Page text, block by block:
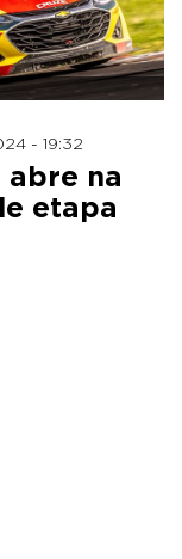
- 19:32
abre na
etapa